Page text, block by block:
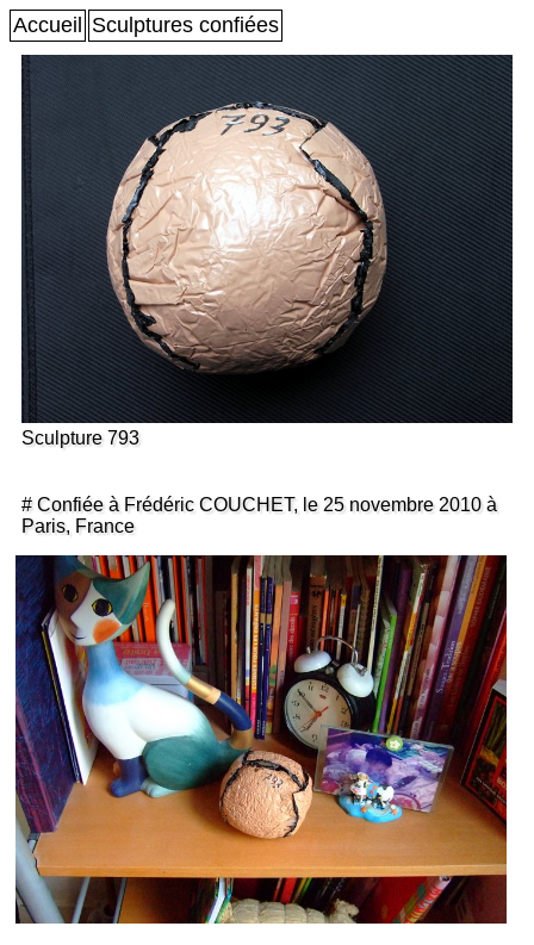
Accueil Sculptures confiées
Sculpture 793
# Confiée à Frédéric COUCHET, le 25 novembre 2010 à
Paris, France